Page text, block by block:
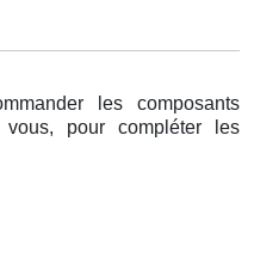
les composants
pour compléter les